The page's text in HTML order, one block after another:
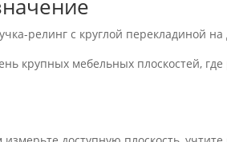
релинг с круглой перекладиной на
крупных мебельных плоскостей, где